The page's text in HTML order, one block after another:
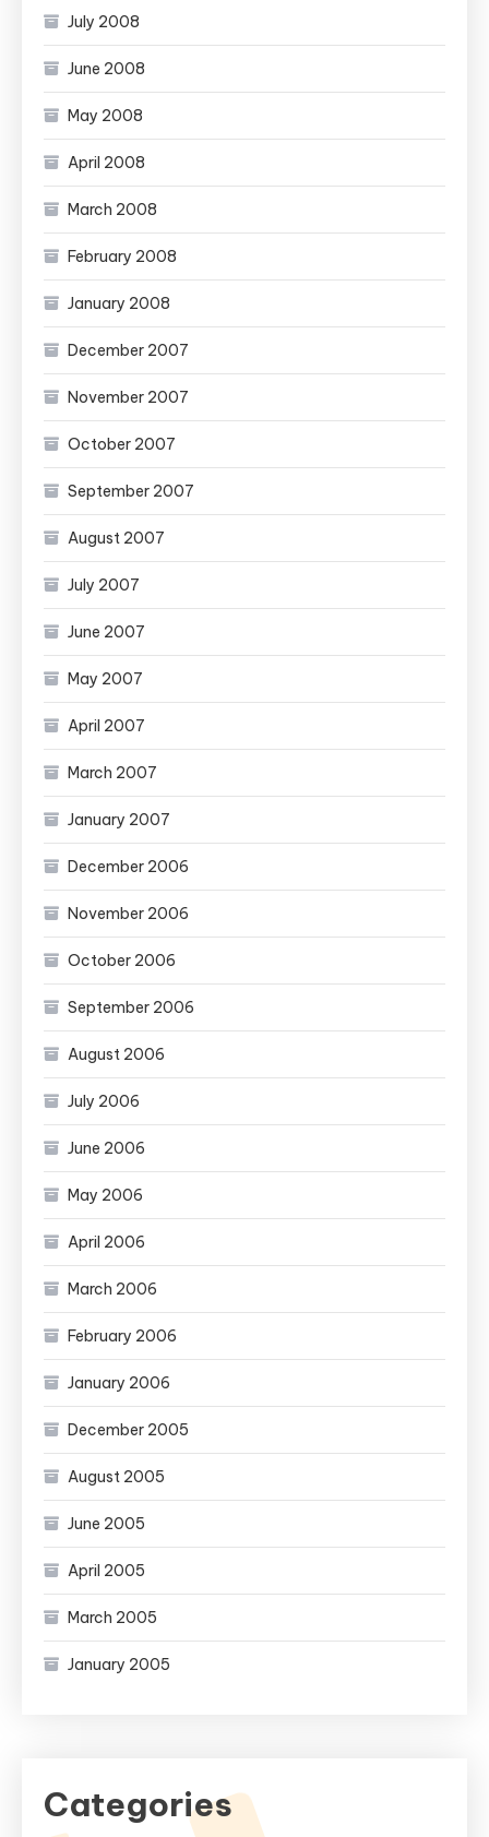
July 2008
June 2008
May 2008
April 2008
March 2008
February 2008
January 2008
December 2007
November 2007
October 2007
September 2007
August 2007
July 2007
June 2007
May 2007
April 2007
March 2007
January 2007
December 2006
November 2006
October 2006
September 2006
August 2006
July 2006
June 2006
May 2006
April 2006
March 2006
February 2006
January 2006
December 2005
August 2005
June 2005
April 2005
March 2005
January 2005
Categories